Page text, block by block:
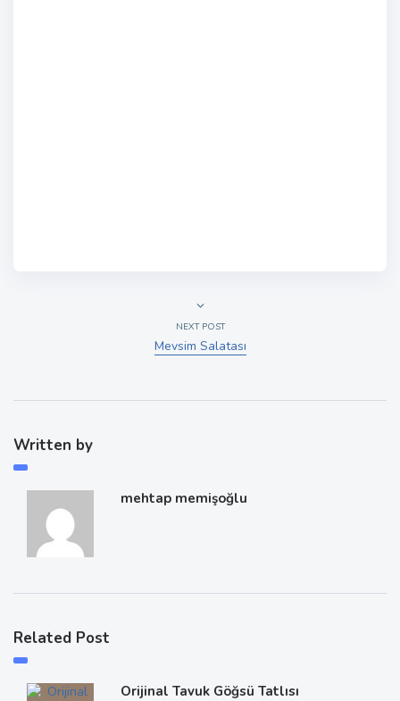
NEXT POST
Mevsim Salatası
Written by
mehtap memişoğlu
Related Post
Orijinal Tavuk Göğsü Tatlısı